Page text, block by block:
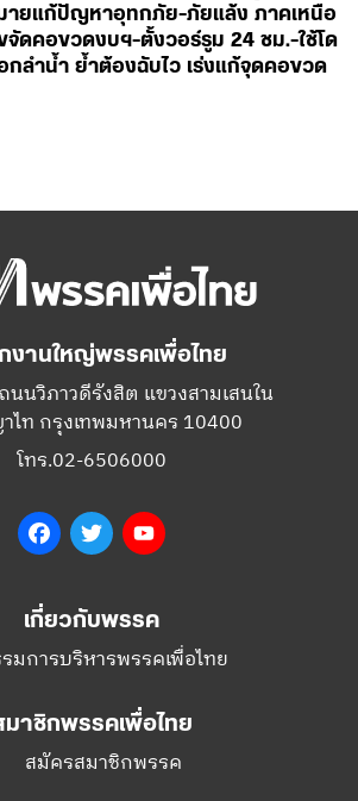
ายแก้ปัญหาอุทกภัย-ภัยแล้ง ภาคเหนือ
จัดคอขวดงบฯ-ตั้งวอร์รูม 24 ชม.-ใช้โด
กลำน้ำ ย้ำต้องฉับไว เร่งแก้จุดคอขวด
งานใหญ่พรรคเพื่อไทย
นนวิภาวดีรังสิต แขวงสามเสนใน
ไท กรุงเทพมหานคร 10400
โทร.02-6506000
FacebookTwitter
เกี่ยวกับพรรค
มการบริหารพรรคเพื่อไทย
มาชิกพรรคเพื่อไทย
สมัครสมาชิกพรรค